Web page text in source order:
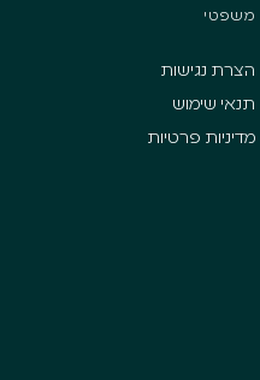
משפטי
הצרת נגישות
תנאי שימוש
מדיניות פרטיות